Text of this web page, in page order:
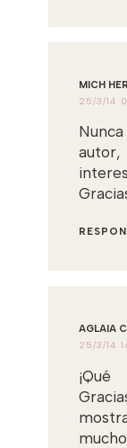
MICH
25/3/14
AGLAIA
25/3/14